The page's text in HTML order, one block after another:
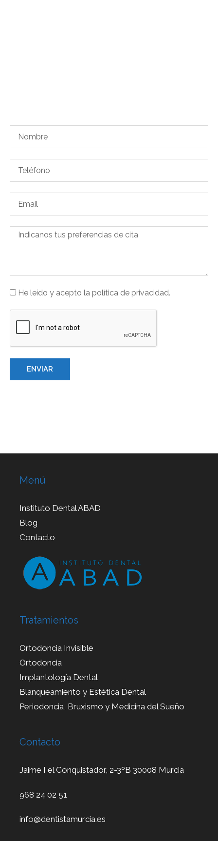
He leído y acepto la política de privacidad.
ENVIAR
Menú
Instituto Dental ABAD
Blog
Contacto
Tratamientos
Ortodoncia Invisible
Ortodoncia
Implantología Dental
Blanqueamiento y Estética Dental
Periodoncia, Bruxismo y Medicina del Sueño
Contacto
Jaime I el Conquistador, 2-3ºB 30008 Murcia
968 24 02 51
info@dentistamurcia.es